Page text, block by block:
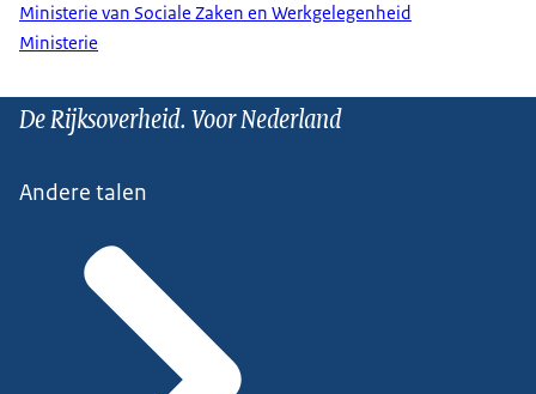
Ministerie van Sociale Zaken en Werkgelegenheid
Ministerie
De Rijksoverheid. Voor Nederland
Andere talen